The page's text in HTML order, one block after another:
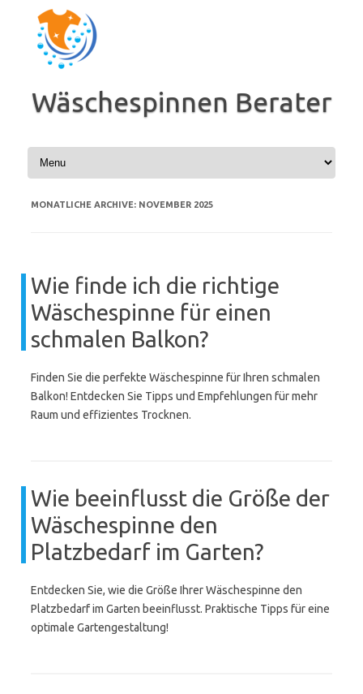
Inhalt
springen
Wäschespinnen Berater
MONATLICHE ARCHIVE: NOVEMBER 2025
Wie finde ich die richtige
Wäschespinne für einen
schmalen Balkon?
Finden Sie die perfekte Wäschespinne für Ihren schmalen
Balkon! Entdecken Sie Tipps und Empfehlungen für mehr
Raum und effizientes Trocknen.
Wie beeinflusst die Größe der
Wäschespinne den
Platzbedarf im Garten?
Entdecken Sie, wie die Größe Ihrer Wäschespinne den
Platzbedarf im Garten beeinflusst. Praktische Tipps für eine
optimale Gartengestaltung!